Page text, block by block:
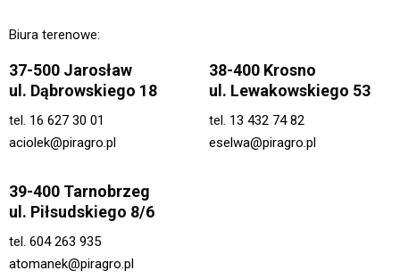
Biura terenowe:
37-500 Jarosław
ul. Dąbrowskiego 18
tel. 16 627 30 01
aciolek@piragro.pl
38-400 Krosno
ul. Lewakowskiego 53
tel. 13 432 74 82
eselwa@piragro.pl
39-400 Tarnobrzeg
ul. Piłsudskiego 8/6
tel. 604 263 935
atomanek@piragro.pl